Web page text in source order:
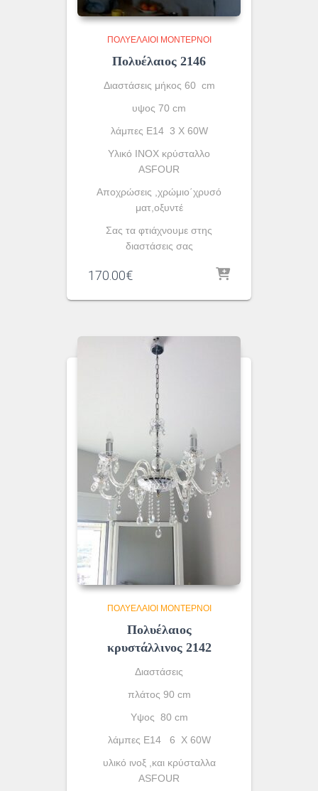
ΠΟΛΥΈΛΑΙΟΙ ΜΟΝΤΈΡΝΟΙ
Πολυέλαιος 2146
Διαστάσεις μήκος 60 cm
υψος 70 cm
λάμπες Ε14 3 X 60W
Υλικό INOX κρύσταλλο
ASFOUR
Αποχρώσεις ,χρώμιο΄χρυσό
ματ,οξυντέ
Σας τα φτιάχνουμε στης
διαστάσεις σας
170.00€
ΠΟΛΥΈΛΑΙΟΙ ΜΟΝΤΈΡΝΟΙ
Πολυέλαιος
κρυστάλλινος 2142
Διαστάσεις
πλάτος 90 cm
Υψος 80 cm
λάμπες Ε14 6 X 60W
υλικό ινοξ ,και κρύσταλλα
ASFOUR